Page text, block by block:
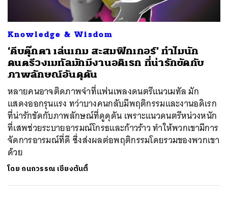
Knowledge & Wisdom
‘คีบตุ๊กตา เล่นเกม สะสมฟิกเกอร์’ ทำไมนัก
ดนตรีวงเมทัลมักมีงานอดิเรก ที่น่ารักขัดกับ
ภาพลักษณ์อันดุดัน
หลายคนอาจติดภาพจำที่แฟนเพลงดนตรีแนวเมทัล มัก
แสดงออกรุนแรง ทว่าบางคนกลับมีพฤติกรรมและงานอดิเรก
ที่น่ารักขัดกับภาพลักษณ์ที่ดูดุดัน เพราะแนวดนตรีหน่วงหนัก
ที่เสพช่วยระบายอารมณ์โกรธและก้าวร้าว ทำให้พวกเขามีการ
จัดการอารมณ์ที่ดี ซึ่งส่งผลต่อพฤติกรรมโดยรวมของพวกเขา
ด้วย
โดย กนกวรรณ เชียงตันติ์
SHARE TWEET